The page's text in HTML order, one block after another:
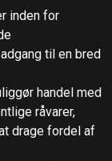
inden for
til en bred
handel med
råvarer,
drage fordel af